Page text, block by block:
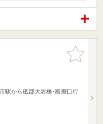
お気に入
りに追加
駅から砥部大岩橋･断層口行